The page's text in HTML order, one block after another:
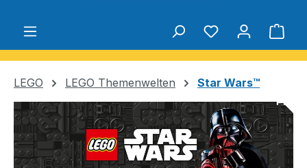
Du hast 0
LEGO LEGO Themenwelten Star Wars™